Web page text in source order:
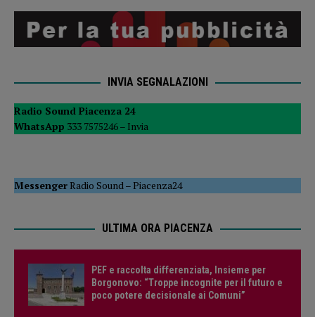
INVIA SEGNALAZIONI
Radio Sound Piacenza 24
WhatsApp 333 7575246 – Invia
MessengerRadio Sound–Piacenza24
ULTIMA ORA PIACENZA
PEF e raccolta differenziata, Insieme per
Borgonovo: “Troppe incognite per il futuro e
poco potere decisionale ai Comuni”